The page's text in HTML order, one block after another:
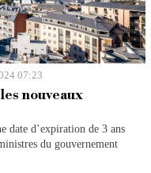
07:23
nouveaux
date d’expiration de 3 ans
du gouvernement